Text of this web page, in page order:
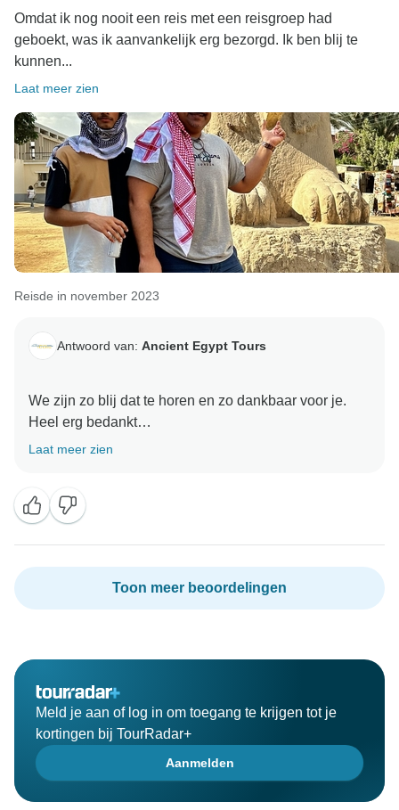
Omdat ik nog nooit een reis met een reisgroep had
geboekt, was ik aanvankelijk erg bezorgd. Ik ben blij te
kunnen...
Laat meer zien
Reisde in november 2023
Antwoord van: Ancient Egypt Tours
We zijn zo blij dat te horen en zo dankbaar voor je.
Heel erg bedankt
Laat meer zien
Toon meer beoordelingen
Meld je aan of log in om toegang te krijgen tot je
kortingen bij TourRadar+
Aanmelden